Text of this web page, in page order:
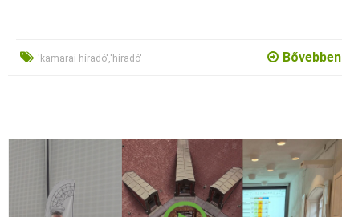
'kamarai híradó','híradó' Bővebben